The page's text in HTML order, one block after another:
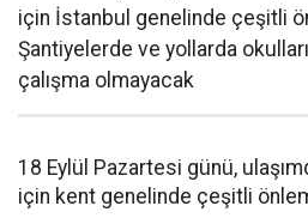
için İstanbul genelinde çeşitli
Şantiyelerde ve yollarda
çalışma olmayacak
18 Eylül Pazartesi günü,
için kent genelinde çeşitli